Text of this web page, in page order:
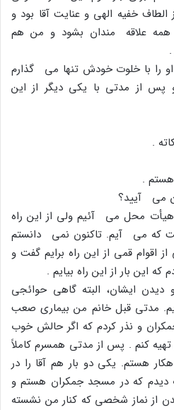
خفیه الهى و عنایت آقا بود و
همه علاقه مندان بشود و من هم
را با خلوت خودش تنها مى گذارم
از مدتى با یکى دیگر از این
.
.
مى آیید؟
محل مى آئیم ولى از این راه
که مى آیم. تاکنون نمى دانستم
اقوام قمى از این راه برایم گفت و
این بار از این راه بیایم .
ایشان، البته گاهى حوائجى
مدتى قبل خانم من بیمارى صعب
و نذر کردم که اگر حالش خوب
کنم . پس از مدتى همسرم کاملاً
هستم. یکى دو بار هم آقا را در
که در مسجد جمکران هستم و
از نماز شخصى که کنار من نشسته